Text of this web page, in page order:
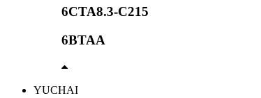
6CTA8.3-C215
6BTAA
YUCHAI